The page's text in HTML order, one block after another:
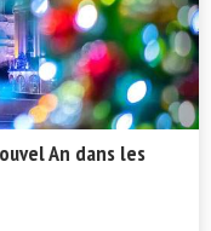
An dans les